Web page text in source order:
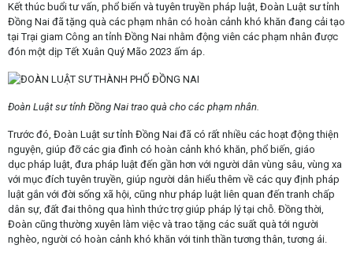
Kết thúc buổi tư vấn, phổ biến và tuyên truyền pháp luật, Đoàn Luật sư tỉnh
Đồng Nai đã tặng quà các phạm nhân có hoàn cảnh khó khăn đang cải tạo
tại Trại giam Công an tỉnh Đồng Nai nhằm động viên các phạm nhân được
đón một dịp Tết Xuân Quý Mão 2023 ấm áp.
Đoàn Luật sư tỉnh Đồng Nai trao quà cho các phạm nhân.
Trước đó, Đoàn Luật sư tỉnh Đồng Nai đã có rất nhiều các hoạt động thiện
nguyện, giúp đỡ các gia đình có hoàn cảnh khó khăn, phổ biến, giáo
dục pháp luật, đưa pháp luật đến gần hơn với người dân vùng sâu, vùng xa
với mục đích tuyên truyền, giúp người dân hiểu thêm về các quy định pháp
luật gắn với đời sống xã hội, cũng như pháp luật liên quan đến tranh chấp
dân sự, đất đai thông qua hình thức trợ giúp pháp lý tại chỗ. Đồng thời,
Đoàn cũng thường xuyên làm việc và trao tặng các suất quà tới người
nghèo, người có hoàn cảnh khó khăn với tinh thần tương thân, tương ái.